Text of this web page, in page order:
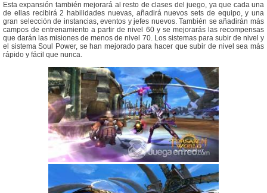
Esta expansión también mejorará al resto de clases del juego, ya que cada una
de ellas recibirá 2 habilidades nuevas, añadirá nuevos sets de equipo, y una
gran selección de instancias, eventos y jefes nuevos. También se añadirán más
campos de entrenamiento a partir de nivel 60 y se mejorarás las recompensas
que darán las misiones de menos de nivel 70. Los sistemas para subir de nivel y
el sistema Soul Power, se han mejorado para hacer que subir de nivel sea más
rápido y fácil que nunca.